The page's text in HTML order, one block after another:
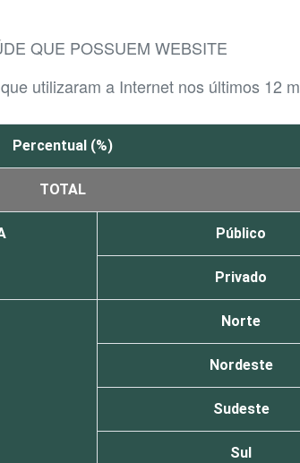
QUE POSSUEM WEBSITE
utilizaram a Internet nos últimos 12
Percentual (%)
TOTAL
Público
Privado
Norte
Nordeste
Sudeste
Sul